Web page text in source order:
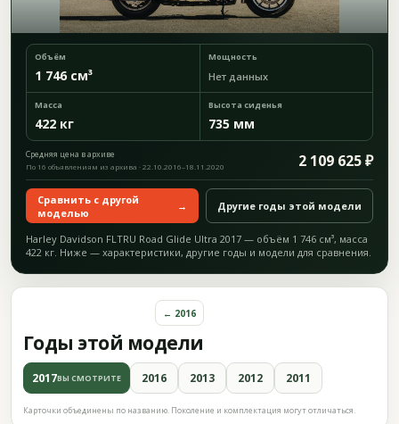
Объём
1 746 см³
Мощность
Нет данных
Масса
422 кг
Высота сиденья
735 мм
Средняя цена в архиве 2 109 625 ₽
По 16 объявлениям из архива · 22.10.2016–18.11.2020
Сравнить с другой
моделью
→ Другие годы этой модели
Harley Davidson FLTRU Road Glide Ultra 2017 — объём 1 746 см³, масса
422 кг. Ниже — характеристики, другие годы и модели для сравнения.
Годы этой модели
← 2016
2017ВЫ СМОТРИТЕ 2016 2013 2012 2011
Карточки объединены по названию. Поколение и комплектация могут отличаться.